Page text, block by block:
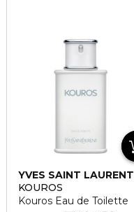
YVES SAINT LAURENT
KOUROS
Kouros Eau de Toilette